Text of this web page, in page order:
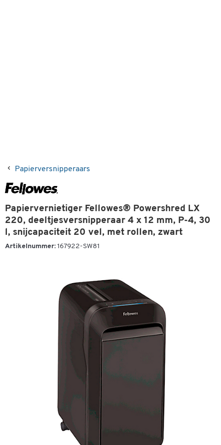
Papierversnipperaars
Papiervernietiger Fellowes® Powershred LX
220, deeltjesversnipperaar 4 x 12 mm, P-4, 30
l, snijcapaciteit 20 vel, met rollen, zwart
Artikelnummer: 167922-SW81